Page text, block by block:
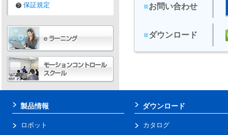
■お問い合わせ
■ダウンロード
保証規定
製品情報
ロボット
ダウンロード
カタログ